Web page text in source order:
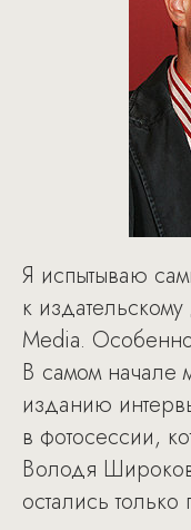
Я испытываю
к
Media.
В самом начале
изданию
в фотосессии,
Володя
остались